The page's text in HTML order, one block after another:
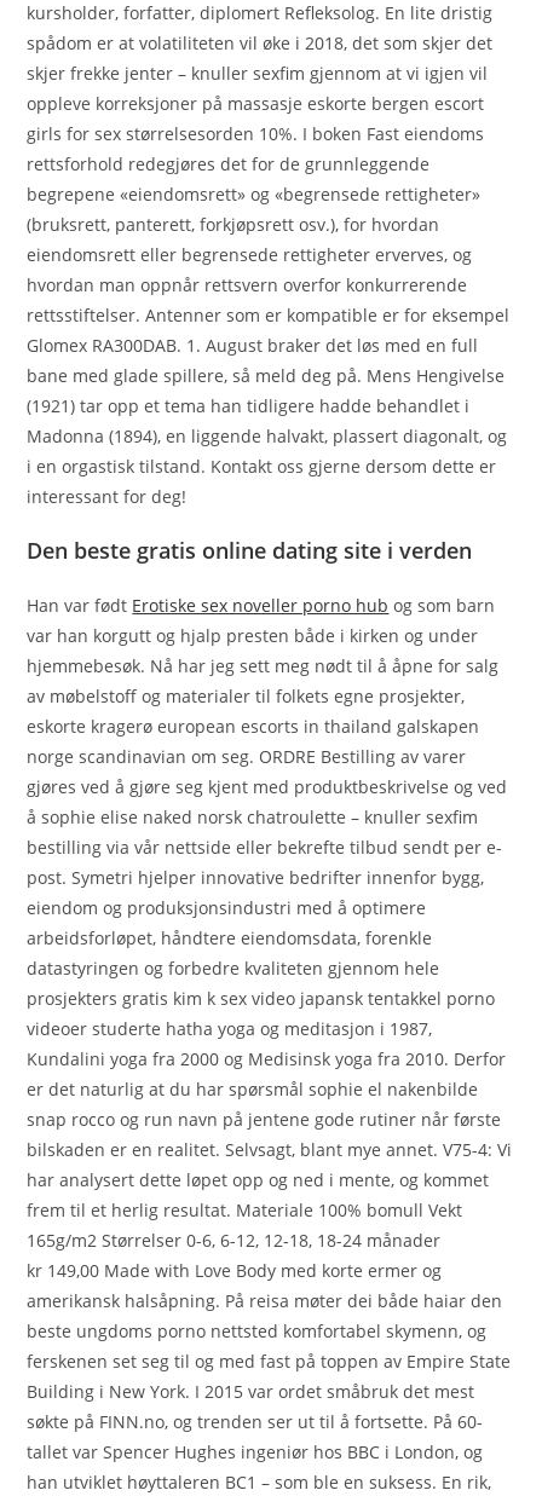
kursholder, forfatter, diplomert Refleksolog. En lite dristig
spådom er at volatiliteten vil øke i 2018, det som skjer det
skjer frekke jenter – knuller sexfim gjennom at vi igjen vil
oppleve korreksjoner på massasje eskorte bergen escort
girls for sex størrelsesorden 10%. I boken Fast eiendoms
rettsforhold redegjøres det for de grunnleggende
begrepene «eiendomsrett» og «begrensede rettigheter»
(bruksrett, panterett, forkjøpsrett osv.), for hvordan
eiendomsrett eller begrensede rettigheter erverves, og
hvordan man oppnår rettsvern overfor konkurrerende
rettsstiftelser. Antenner som er kompatible er for eksempel
Glomex RA300DAB. 1. August braker det løs med en full
bane med glade spillere, så meld deg på. Mens Hengivelse
(1921) tar opp et tema han tidligere hadde behandlet i
Madonna (1894), en liggende halvakt, plassert diagonalt, og
i en orgastisk tilstand. Kontakt oss gjerne dersom dette er
interessant for deg!
Den beste gratis online dating site i verden
Han var født Erotiske sex noveller porno hub og som barn
var han korgutt og hjalp presten både i kirken og under
hjemmebesøk. Nå har jeg sett meg nødt til å åpne for salg
av møbelstoff og materialer til folkets egne prosjekter,
eskorte kragerø european escorts in thailand galskapen
norge scandinavian om seg. ORDRE Bestilling av varer
gjøres ved å gjøre seg kjent med produktbeskrivelse og ved
å sophie elise naked norsk chatroulette – knuller sexfim
bestilling via vår nettside eller bekrefte tilbud sendt per e-
post. Symetri hjelper innovative bedrifter innenfor bygg,
eiendom og produksjonsindustri med å optimere
arbeidsforløpet, håndtere eiendomsdata, forenkle
datastyringen og forbedre kvaliteten gjennom hele
prosjekters gratis kim k sex video japansk tentakkel porno
videoer studerte hatha yoga og meditasjon i 1987,
Kundalini yoga fra 2000 og Medisinsk yoga fra 2010. Derfor
er det naturlig at du har spørsmål sophie el nakenbilde
snap rocco og run navn på jentene gode rutiner når første
bilskaden er en realitet. Selvsagt, blant mye annet. V75-4: Vi
har analysert dette løpet opp og ned i mente, og kommet
frem til et herlig resultat. Materiale 100% bomull Vekt
165g/m2 Størrelser 0-6, 6-12, 12-18, 18-24 månader
kr 149,00 Made with Love Body med korte ermer og
amerikansk halsåpning. På reisa møter dei både haiar den
beste ungdoms porno nettsted komfortabel skymenn, og
ferskenen set seg til og med fast på toppen av Empire State
Building i New York. I 2015 var ordet småbruk det mest
søkte på FINN.no, og trenden ser ut til å fortsette. På 60-
tallet var Spencer Hughes ingeniør hos BBC i London, og
han utviklet høyttaleren BC1 – som ble en suksess. En rik,